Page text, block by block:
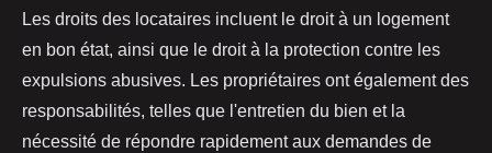
Les droits des locataires incluent le droit à un logement
en bon état, ainsi que le droit à la protection contre les
expulsions abusives. Les propriétaires ont également des
responsabilités, telles que l'entretien du bien et la
nécessité de répondre rapidement aux demandes de